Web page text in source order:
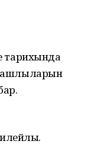
тарихында